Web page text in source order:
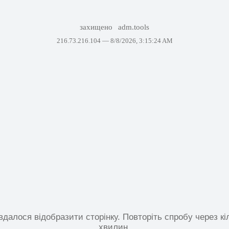
захищено adm.tools
216.73.216.104 — 8/8/2026, 3:15:24 AM
відобразити сторінку. Повторіть спробу через